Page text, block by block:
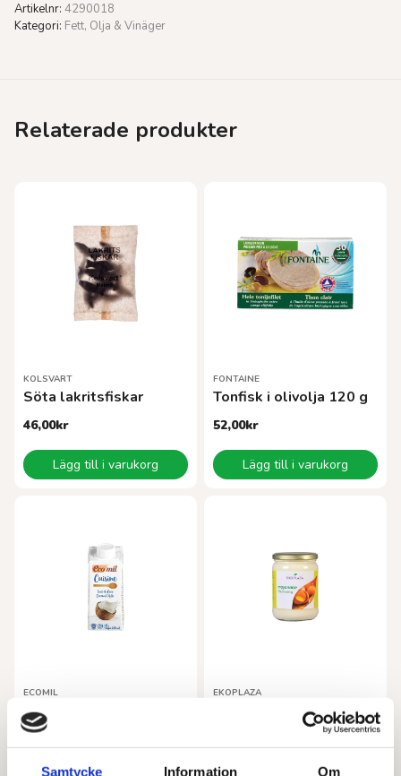
Samtycke Information Om
Artikelnr: 4290018
Kategori: Fett, Olja & Vinäger
Relaterade produkter
KOLSVART
Söta lakritsfiskar
46,00kr
Lägg till i varukorg
FONTAINE
Tonfisk i olivolja 120 g
52,00kr
Lägg till i varukorg
ECOMIL
27,00
EKOPLAZA
Majonäs EKO 490 g